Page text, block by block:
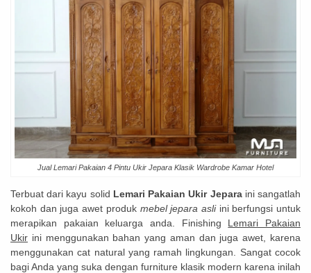
Jual Lemari Pakaian 4 Pintu Ukir Jepara Klasik Wardrobe Kamar Hotel
Terbuat dari kayu solid Lemari Pakaian Ukir Jeparaini sangatlah
kokoh dan juga awet produk mebel jepara asliini berfungsi untuk
merapikan pakaian keluarga anda. Finishing Lemari Pakaian
Ukir ini menggunakan bahan yang aman dan juga awet, karena
menggunakan cat natural yang ramah lingkungan. Sangat cocok
bagi Anda yang suka dengan furniture klasik modern karena inilah